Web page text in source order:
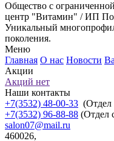
Общество с
центр "Витамин" / ИП
Уникальный
поколения.
Меню
Главная О нас Новости
Акции
Акций нет
Наши контакты
+7(3532) 48-00-33
+7(3532) 96-88-88 (Отдел
salon07@mail.ru
460026,